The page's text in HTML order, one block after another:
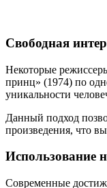
Свободная
Некоторые
принц» (1974) по
уникальности
Данный подход
произведения, что
Использование
Современные